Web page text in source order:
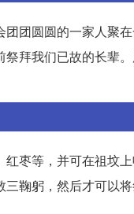
团圆圆的一家人聚
拜我们已故的长辈
枣等，并可在祖坟
鞠躬，然后才可以